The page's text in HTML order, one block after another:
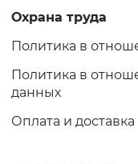
Охрана труда
Политика в
Политика в
данных
Оплата и доставка